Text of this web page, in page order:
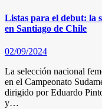
Listas para el debut: la
en Santiago de Chile
02/09/2024
La selección nacional
en el Campeonato
dirigido por Eduardo
y…